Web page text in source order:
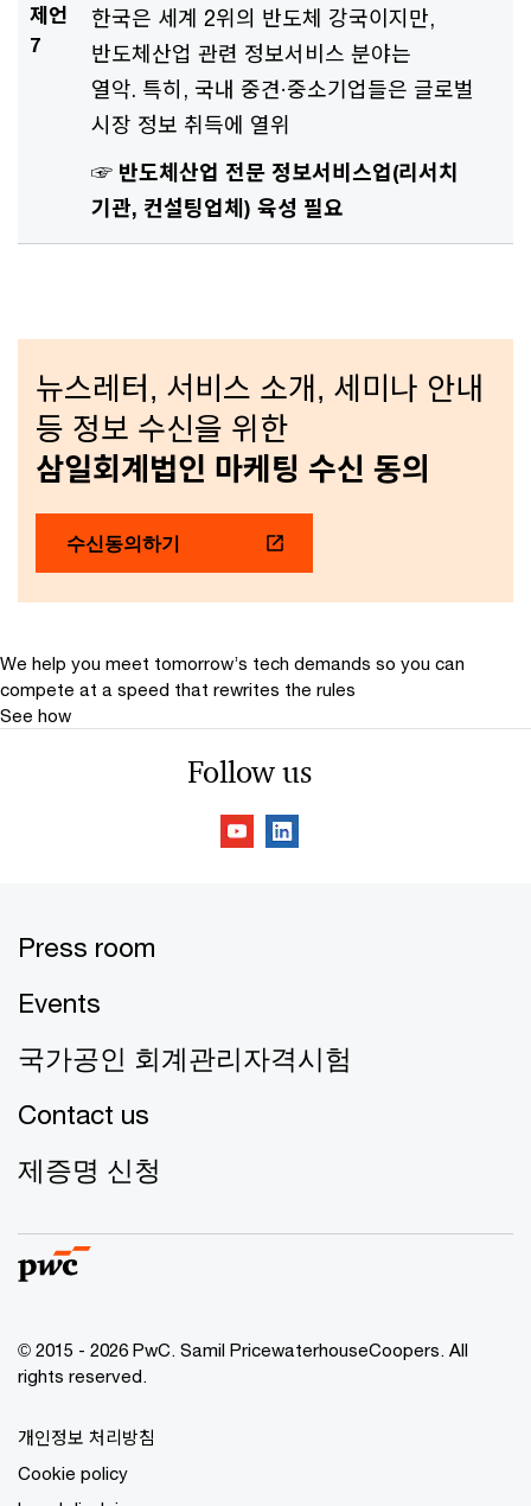
제언
7
한국은 세계 2위의 반도체 강국이지만,
반도체산업 관련 정보서비스 분야는
열악. 특히, 국내 중견·중소기업들은 글로벌
시장 정보 취득에 열위
☞ 반도체산업 전문 정보서비스업(리서치
기관, 컨설팅업체) 육성 필요
뉴스레터, 서비스 소개, 세미나 안내
등 정보 수신을 위한
삼일회계법인 마케팅 수신 동의
수신동의하기
We help you meet tomorrow’s tech demands so you can
compete at a speed that rewrites the rules
See how
Follow us
Press room
Events
국가공인 회계관리자격시험
Contact us
제증명 신청
© 2015 - 2026 PwC. Samil PricewaterhouseCoopers. All
rights reserved.
개인정보 처리방침
Cookie policy